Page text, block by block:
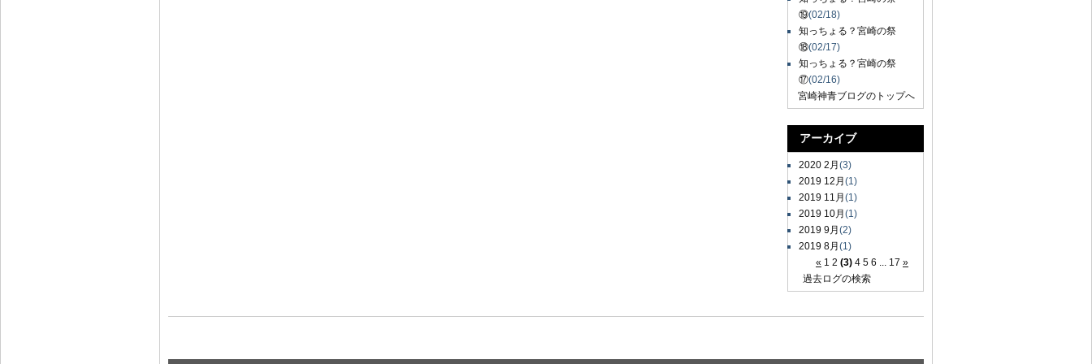
⑲(02/18)
知っちょる？宮崎の祭
⑱(02/17)
知っちょる？宮崎の祭
⑰(02/16)
宮崎神青ブログのトップへ
アーカイブ
2020 2月 (3)
2019 12月 (1)
2019 11月 (1)
2019 10月 (1)
2019 9月 (2)
2019 8月 (1)
« 1 2 (3) 4 5 6 ... 17 »
過去ログの検索